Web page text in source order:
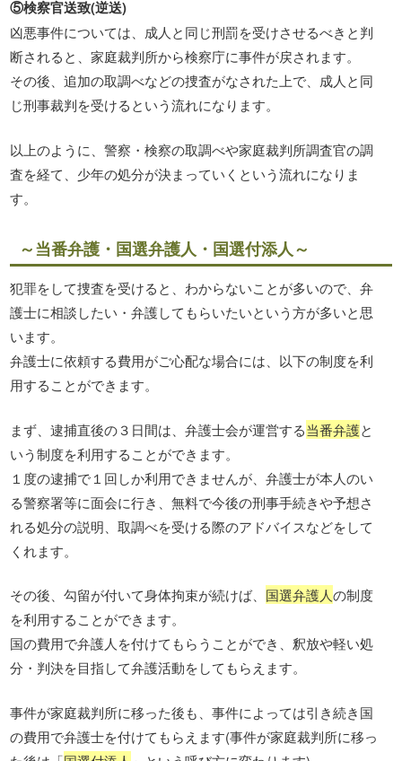
⑤検察官送致(逆送)
凶悪事件については、成人と同じ刑罰を受けさせるべきと判
断されると、家庭裁判所から検察庁に事件が戻されます。
その後、追加の取調べなどの捜査がなされた上で、成人と同
じ刑事裁判を受けるという流れになります。
以上のように、警察・検察の取調べや家庭裁判所調査官の調
査を経て、少年の処分が決まっていくという流れになりま
す。
～当番弁護・国選弁護人・国選付添人～
犯罪をして捜査を受けると、わからないことが多いので、弁
護士に相談したい・弁護してもらいたいという方が多いと思
います。
弁護士に依頼する費用がご心配な場合には、以下の制度を利
用することができます。
まず、逮捕直後の３日間は、弁護士会が運営する当番弁護と
いう制度を利用することができます。
１度の逮捕で１回しか利用できませんが、弁護士が本人のい
る警察署等に面会に行き、無料で今後の刑事手続きや予想さ
れる処分の説明、取調べを受ける際のアドバイスなどをして
くれます。
その後、勾留が付いて身体拘束が続けば、 国選弁護人の制度
を利用することができます。
国の費用で弁護人を付けてもらうことができ、釈放や軽い処
分・判決を目指して弁護活動をしてもらえます。
事件が家庭裁判所に移った後も、事件によっては引き続き国
の費用で弁護士を付けてもらえます(事件が家庭裁判所に移っ